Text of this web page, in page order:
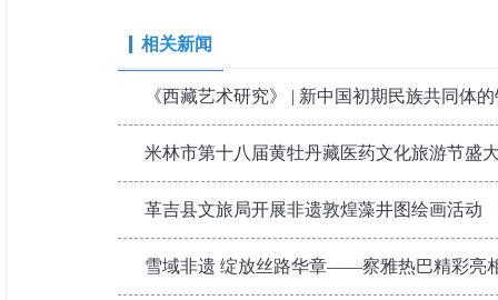
相关新闻
《西藏艺术研究》 | 新中国初期民族共同体
米林市第十八届黄牡丹藏医药文化旅游节盛
革吉县文旅局开展非遗敦煌藻井图绘画活动
雪域非遗 绽放丝路华章——察雅热巴精彩亮